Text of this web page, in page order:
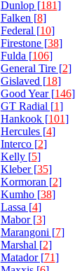
Dunlop [181]
Falken [8]
Federal [10]
Firestone [38]
Fulda [106]
General Tire [2]
Gislaved [18]
Good Year [146]
GT Radial [1]
Hankook [101]
Hercules [4]
Interco [2]
Kelly [5]
Kleber [35]
Kormoran [2]
Kumho [38]
Lassa [4]
Mabor [3]
Marangoni [7]
Marshal [2]
Matador [71]